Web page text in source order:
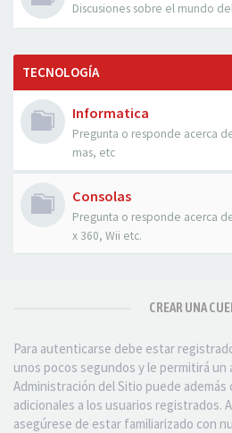
Discusiones sobre el mundo
TECNOLOGÍA
Informatica
Pregunta o responde acerca
mas, etc
Consolas
Pregunta o responde acerca
x 360, Wii etc.
CREAR UNA
Para autenticarse debe estar
unos pocos segundos y le permitirá un
Administración del Sitio puede
adicionales a los usuarios registrados.
asegúrese de estar familiarizado con